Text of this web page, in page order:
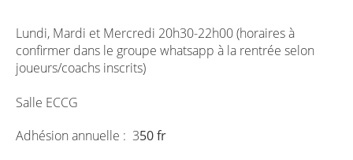
Lundi, Mardi et Mercredi 20h30-22h00 (horaires à
confirmer dans le groupe whatsapp à la rentrée selon
joueurs/coachs inscrits)
Salle ECCG
Adhésion annuelle : 350 fr